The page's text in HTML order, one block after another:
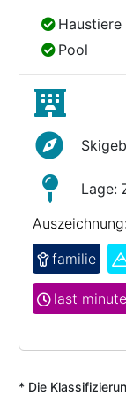
Pool
Pool
Lage:
Auszeichnung:
familie
last minute
* Die